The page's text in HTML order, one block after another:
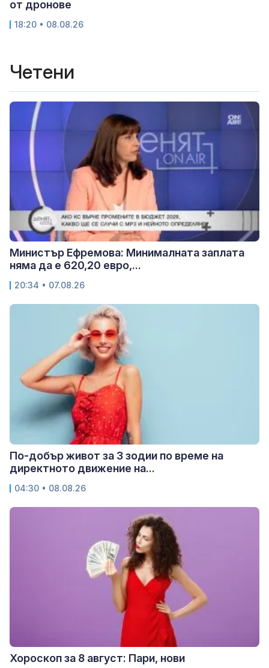
от дронове
18:20 • 08.08.26
Четени
Министър Ефремова: Минималната заплата
няма да е 620,20 евро,...
20:34 • 07.08.26
По-добър живот за 3 зодии по време на
директното движение на...
04:30 • 08.08.26
Хороскоп за 8 август: Пари, нови